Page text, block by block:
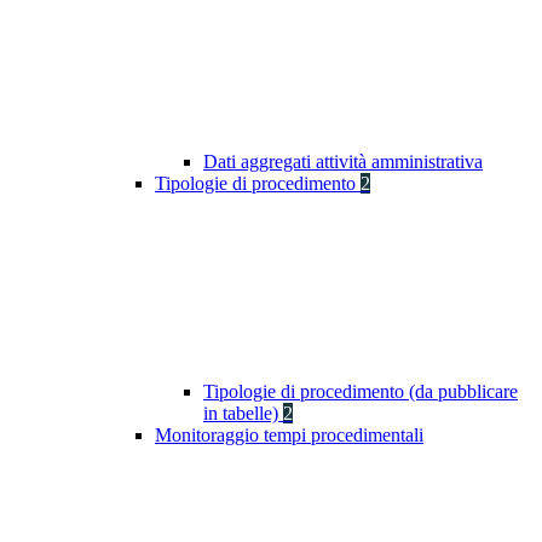
Dati aggregati attività amministrativa
Tipologie di procedimento 2
Tipologie di procedimento (da pubblicare
in tabelle) 2
Monitoraggio tempi procedimentali